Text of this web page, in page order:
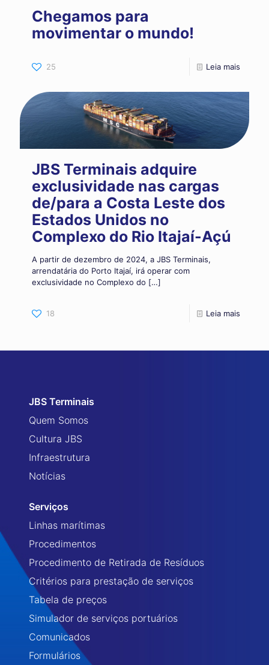
Chegamos para
movimentar o mundo!
25 Leia mais
JBS Terminais adquire
exclusividade nas cargas
de/para a Costa Leste dos
Estados Unidos no
Complexo do Rio Itajaí-Açú
A partir de dezembro de 2024, a JBS Terminais,
arrendatária do Porto Itajaí, irá operar com
exclusividade no Complexo do […]
18 Leia mais
JBS Terminais
Quem Somos
Cultura JBS
Infraestrutura
Notícias
Serviços
Linhas marítimas
Procedimentos
Procedimento de Retirada de Resíduos
Critérios para prestação de serviços
Tabela de preços
Simulador de serviços portuários
Comunicados
Formulários